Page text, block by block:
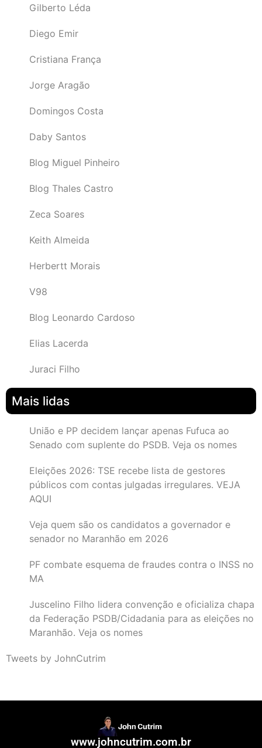
Gilberto Léda
Diego Emir
Cristiana França
Jorge Aragão
Domingos Costa
Daby Santos
Blog Miguel Pinheiro
Blog Thales Castro
Zeca Soares
Keith Almeida
Herbertt Morais
V98
Blog Leonardo Cardoso
Elias Lacerda
Juraci Filho
Mais lidas
União e PP decidem lançar apenas Fufuca ao
Senado com suplente do PSDB. Veja os nomes
Eleições 2026: TSE recebe lista de gestores
públicos com contas julgadas irregulares. VEJA
AQUI
Veja quem são os candidatos a governador e
senador no Maranhão em 2026
PF combate esquema de fraudes contra o INSS no
MA
Juscelino Filho lidera convenção e oficializa chapa
da Federação PSDB/Cidadania para as eleições no
Maranhão. Veja os nomes
Tweets by JohnCutrim
www.johncutrim.com.br